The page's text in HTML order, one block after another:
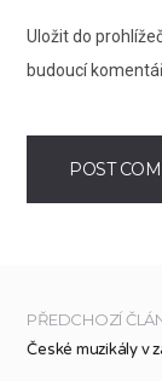
Uložit do
budoucí
PŘEDCHOZÍ
České muzikály v